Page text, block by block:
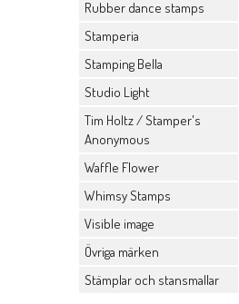
Rubber dance stamps
Stamperia
Stamping Bella
Studio Light
Tim Holtz / Stamper's
Anonymous
Waffle Flower
Whimsy Stamps
Visible image
Övriga märken
Stämplar och stansmallar